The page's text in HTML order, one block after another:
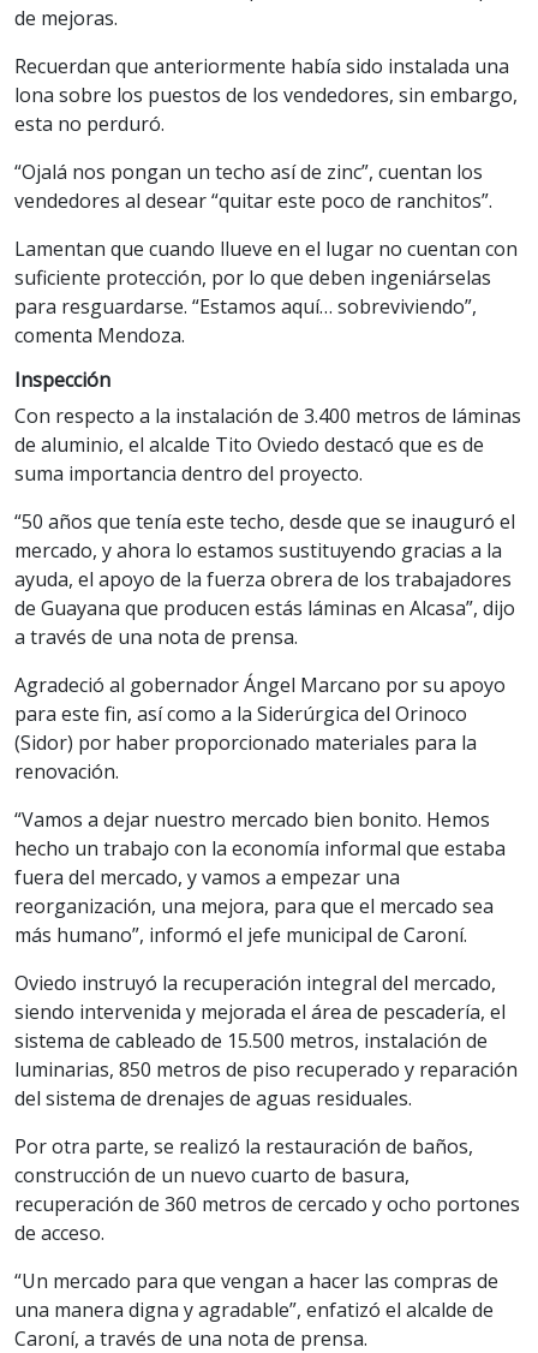
de mejoras.
Recuerdan que anteriormente había sido instalada una
lona sobre los puestos de los vendedores, sin embargo,
esta no perduró.
“Ojalá nos pongan un techo así de zinc”, cuentan los
vendedores al desear “quitar este poco de ranchitos”.
Lamentan que cuando llueve en el lugar no cuentan con
suficiente protección, por lo que deben ingeniárselas
para resguardarse. “Estamos aquí… sobreviviendo”,
comenta Mendoza.
Inspección
Con respecto a la instalación de 3.400 metros de láminas
de aluminio, el alcalde Tito Oviedo destacó que es de
suma importancia dentro del proyecto.
“50 años que tenía este techo, desde que se inauguró el
mercado, y ahora lo estamos sustituyendo gracias a la
ayuda, el apoyo de la fuerza obrera de los trabajadores
de Guayana que producen estás láminas en Alcasa”, dijo
a través de una nota de prensa.
Agradeció al gobernador Ángel Marcano por su apoyo
para este fin, así como a la Siderúrgica del Orinoco
(Sidor) por haber proporcionado materiales para la
renovación.
“Vamos a dejar nuestro mercado bien bonito. Hemos
hecho un trabajo con la economía informal que estaba
fuera del mercado, y vamos a empezar una
reorganización, una mejora, para que el mercado sea
más humano”, informó el jefe municipal de Caroní.
Oviedo instruyó la recuperación integral del mercado,
siendo intervenida y mejorada el área de pescadería, el
sistema de cableado de 15.500 metros, instalación de
luminarias, 850 metros de piso recuperado y reparación
del sistema de drenajes de aguas residuales.
Por otra parte, se realizó la restauración de baños,
construcción de un nuevo cuarto de basura,
recuperación de 360 metros de cercado y ocho portones
de acceso.
“Un mercado para que vengan a hacer las compras de
una manera digna y agradable”, enfatizó el alcalde de
Caroní, a través de una nota de prensa.